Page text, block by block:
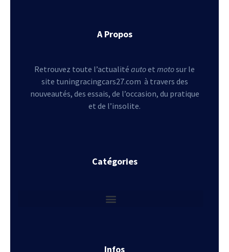
A Propos
Retrouvez toute l’actualité autoet motosur le
site tuningracingcars27.com à travers des
nouveautés, des essais, de l’occasion, du pratique
et de l’insolite.
Catégories
Infos